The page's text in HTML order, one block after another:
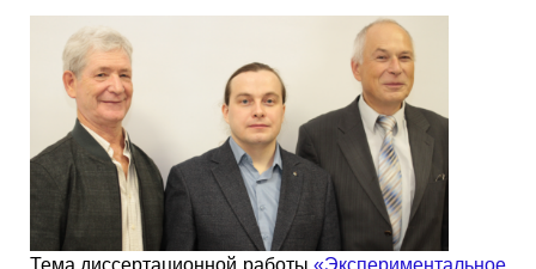
Тема диссертационной работы «Экспериментальное